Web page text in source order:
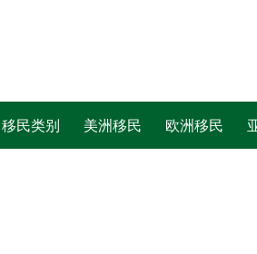
移民类别 美洲移民 欧洲移民